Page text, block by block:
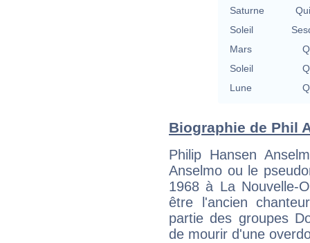
Saturne
Soleil
Mars
Soleil
Lune
Biographie de Phil
Philip Hansen
Anselmo ou le
1968 à La Nouvelle-
être l'ancien
partie des groupes
de mourir d'une